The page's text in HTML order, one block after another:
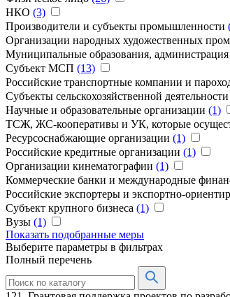
НКО (3)
Производители и субъекты промышленности
Организации народных художественных
Муниципальные образования,
Субъект МСП (13)
Российские транспортные компании и
Субъекты сельскохозяйственной деятельности
Научные и образовательные организации (1)
ТCЖ, ЖС-кооперативы и УК, которые
Ресурсоснабжающие организации (1)
Российские кредитные организации (1)
Организации кинематографии (1)
Коммерческие банки и международные
Российские экспортеры и экспортно-
Субъект крупного бизнеса (1)
Вузы (1)
Показать подобранные меры
Выберите параметры в фильтрах
Полный перечень